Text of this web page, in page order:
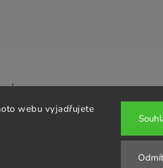
webu vyjadřujete
nás